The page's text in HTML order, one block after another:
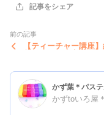
記事をシェア
前の記事
【ティーチャー講座
かずtoいろ屋